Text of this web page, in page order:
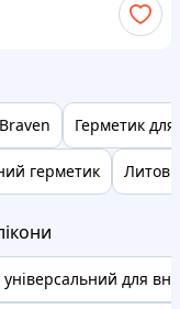
Герметик
герметик
для